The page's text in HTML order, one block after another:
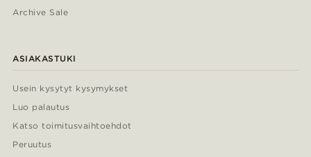
Archive Sale
ASIAKASTUKI
Usein kysytyt kysymykset
Luo palautus
Katso toimitusvaihtoehdot
Peruutus